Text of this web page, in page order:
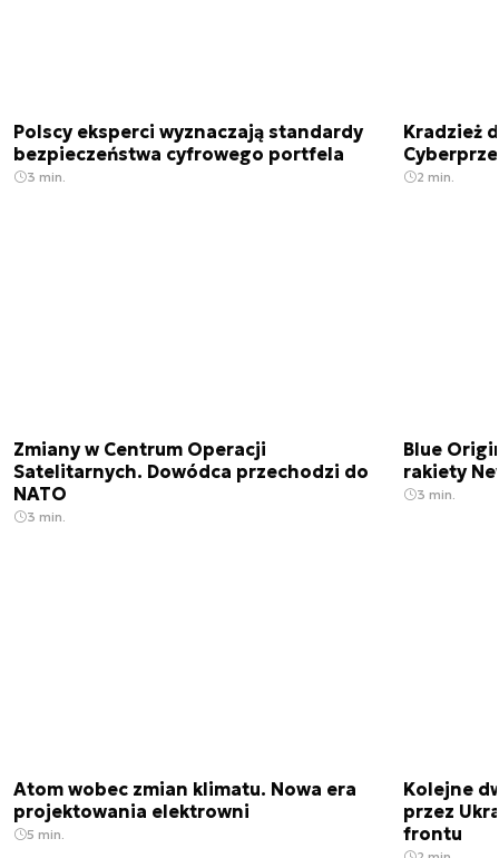
Polscy eksperci wyznaczają standardy
bezpieczeństwa cyfrowego portfela
3 min.
Kradzież
2 min.
Zmiany w Centrum Operacji
Satelitarnych. Dowódca przechodzi do
NATO
3 min.
Blue
rakiety
3 min.
Atom wobec zmian klimatu. Nowa era
projektowania elektrowni
5 min.
Kolejne
przez
frontu